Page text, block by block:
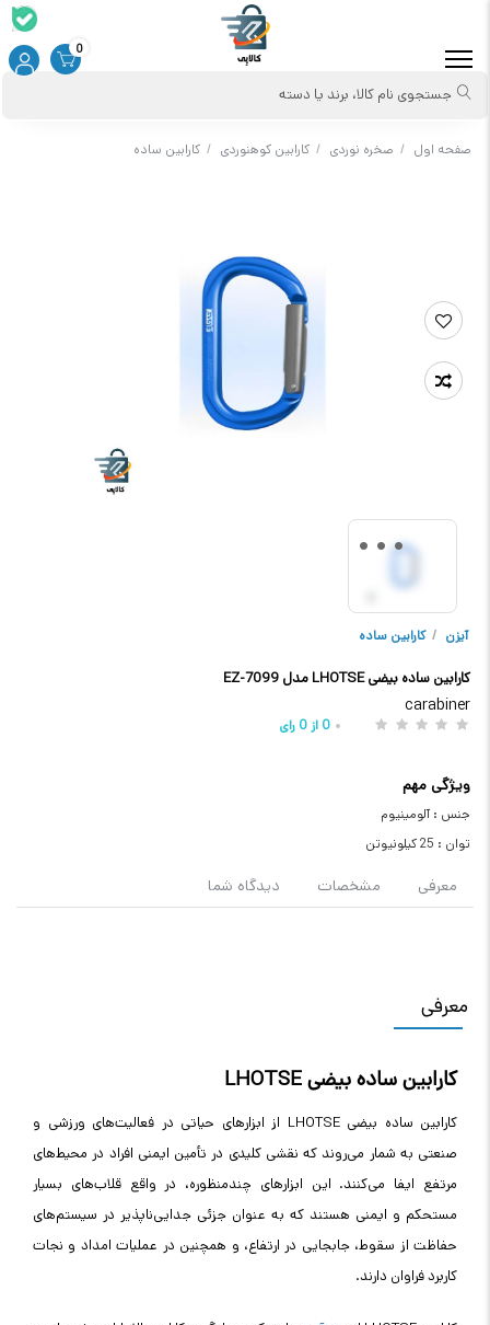
جستجوی نام کالا، برند یا دسته
0
صفحه اول / صخره نوردی / کارابین کوهنوردی / کارابین ساده
آیزن / کارابین ساده
کارابین ساده بیضی LHOTSE مدل EZ-7099
carabiner
0 از0 رای
ویژگی مهم
جنس : آلومینیوم
توان : 25 کیلونیوتن
معرفی مشخصات دیدگاه شما
معرفی
کارابین ساده بیضی LHOTSE
کارابین ساده بیضی LHOTSE از ابزارهای حیاتی در فعالیت‌های ورزشی و
صنعتی به شمار می‌روند که نقشی کلیدی در تأمین ایمنی افراد در محیط‌های
مرتفع ایفا می‌کنند. این ابزارهای چندمنظوره، در واقع قلاب‌های بسیار
مستحکم و ایمنی هستند که به عنوان جزئی جدایی‌ناپذیر در سیستم‌های
حفاظت از سقوط، جابجایی در ارتفاع، و همچنین در عملیات امداد و نجات
کاربرد فراوان دارند.